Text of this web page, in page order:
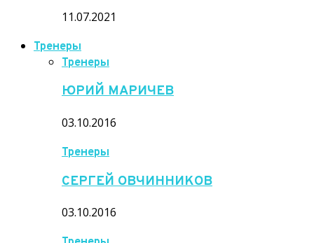
11.07.2021
Тренеры
Тренеры
ЮРИЙ МАРИЧЕВ
03.10.2016
Тренеры
СЕРГЕЙ ОВЧИННИКОВ
03.10.2016